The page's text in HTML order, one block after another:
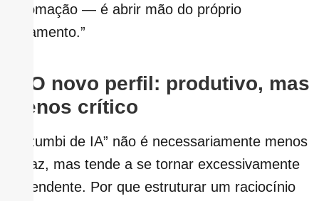
automação — é abrir mão do próprio
julgamento.”
O novo perfil: produtivo, mas
menos crítico
O “zumbi de IA” não é necessariamente menos
capaz, mas tende a se tornar excessivamente
dependente. Por que estruturar um raciocínio